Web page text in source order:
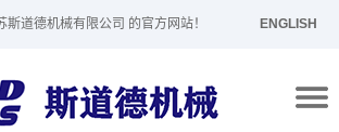
道德机械有限公司 的官方网站！ ENGLISH